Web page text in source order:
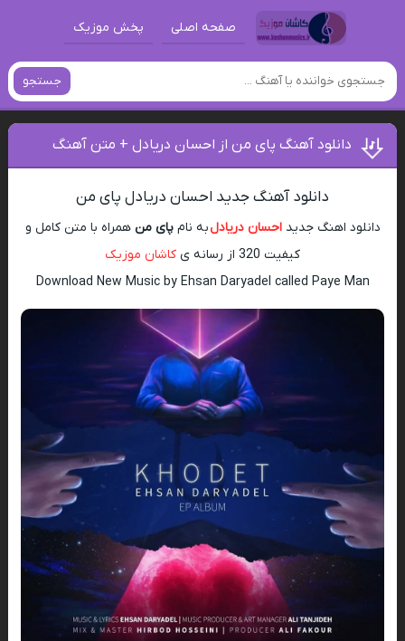
صفحه اصلی پخش موزیک
جستجو
دانلود آهنگ پای من از احسان دریادل + متن آهنگ
دانلود آهنگ جدید احسان دریادل پای من
دانلود اهنگ جدیداحسان دریادلبه نامپای من همراه با متن کامل و
کیفیت 320 از رسانه ی
کاشان موزیک
Download New Music by Ehsan Daryadel called Paye Man